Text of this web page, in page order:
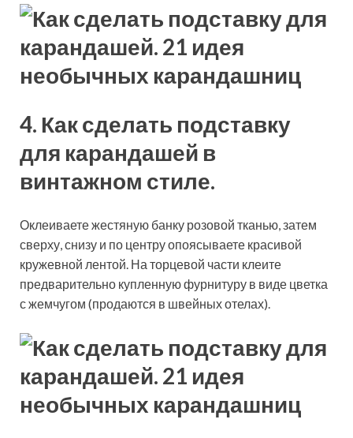
4. Как сделать подставку
для карандашей в
винтажном стиле.
Оклеиваете жестяную банку розовой тканью, затем
сверху, снизу и по центру опоясываете красивой
кружевной лентой. На торцевой части клеите
предварительно купленную фурнитуру в виде цветка
с жемчугом (продаются в швейных отелах).